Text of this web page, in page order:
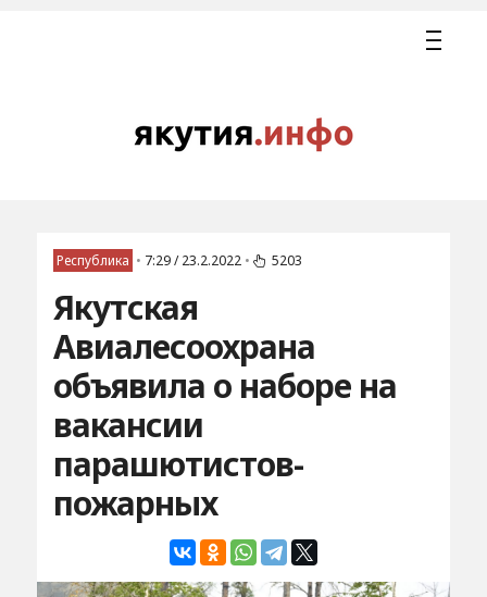
Республика • 7:29 / 23.2.2022 • 5203
Якутская
Авиалесоохрана
объявила о наборе на
вакансии
парашютистов-
пожарных